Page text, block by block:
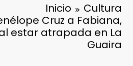
Inicio
Cultura
Cruz a Fabiana,
estar atrapada en La
Guaira